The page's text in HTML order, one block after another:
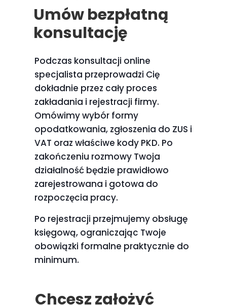
Umów bezpłatną
konsultację
Chcesz założyć
Podczas konsultacji online
specjalista przeprowadzi Cię
dokładnie przez cały proces
zakładania i rejestracji firmy.
Omówimy wybór formy
opodatkowania, zgłoszenia do ZUS i
VAT oraz właściwe kody PKD. Po
zakończeniu rozmowy Twoja
działalność będzie prawidłowo
zarejestrowana i gotowa do
rozpoczęcia pracy.
Po rejestracji przejmujemy obsługę
księgową, ograniczając Twoje
obowiązki formalne praktycznie do
minimum.